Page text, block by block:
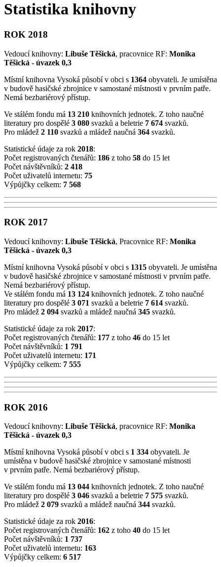
Statistika knihovny
ROK 2018
Vedoucí knihovny: Libuše Těšická, pracovnice RF: Monika
Těšická - úvazek 0,3
Místní knihovna Vysoká působí v obci s 1364 obyvateli. Je umístěna
v budově hasičské zbrojnice v samostané místnosti v prvním patře.
Nemá bezbariérový přístup.
Ve stálém fondu má 13 210 knihovních jednotek. Z toho naučné
literatury pro dospělé 3 080 svazků a beletrie 7 674 svazků.
Pro mládež 2 110 svazků a mládež naučná 364 svazků.
Statistické údaje za rok 2018:
Počet registrovaných čtenářů: 186 z toho 58 do 15 let
Počet návštěvníků: 2 418
Počet uživatelů internetu: 75
Výpůjčky celkem: 7 568
ROK 2017
Vedoucí knihovny: Libuše Těšická, Pracovnice RF: Monika
Těšická - úvazek 0,3
Místní knihovna Vysoká působí v obci s 1315 obyvateli. Je umístěna
v budově hasičské zbrojnice v samostané místnosti v prvním patře.
Nemá bezbariérový přístup.
Ve stálém fondu má 13 124 knihovních jednotek. Z toho naučné
literatury pro dospělé 3 071 svazků a beletrie 7 614 svazků.
Pro mládež 2 094 svazků a mládež naučná 345 svazků.
Statistické údaje za rok 2017:
Počet registrovaných čtenářů: 177 z toho 46 do 15 let
Počet návštěvníků: 1 791
Počet uživatelů internetu: 171
Výpůjčky celkem: 7 555
ROK 2016
Vedoucí knihovny: Libuše Těšická, pracovnice RF: Monika
Těšická - úvazek 0,3
Místní knihovna Vysoká působí v obci s 1 334 obyvateli. Je
umístěna v budově hasičské zbrojnice v samostané místnosti
v prvním patře. Nemá bezbariérový přístup.
Ve stálém fondu má 13 044 knihovních jednotek. Z toho naučné
literatury pro dospělé 3 046 svazků a beletrie 7 575 svazků.
Pro mládež 2 079 svazků a mládež naučná 344 svazků.
Statistické údaje za rok 2016:
Počet registrovaných čtenářů: 162 z toho 40 do 15 let
Počet návštěvníků: 1 737
Počet uživatelů internetu: 163
Výpůjčky celkem: 6 517